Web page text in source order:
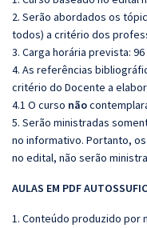
2. Serão abordados os
todos) a critério dos
3. Carga horária prevista:
4. As referências
critério do Docente a
4.1 O curso não
5. Serão ministradas
no informativo. Portanto,
no edital, não serão
AULAS EM PDF
1. Conteúdo produzido por